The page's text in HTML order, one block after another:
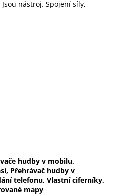
nástroj. Spojení síly,
hudby v mobilu,
Přehrávač hudby v
telefonu, Vlastní ciferníky,
mapy